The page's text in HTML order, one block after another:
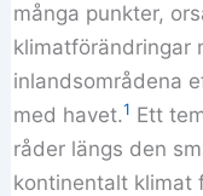
många punkter,
klimatförändringar
inlandsområdena
med havet.1 Ett
råder längs den
kontinentalt klimat